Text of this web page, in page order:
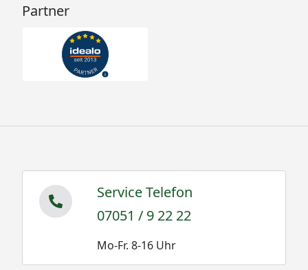
Partner
Service Telefon
07051 / 9 22 22
Mo-Fr. 8-16 Uhr